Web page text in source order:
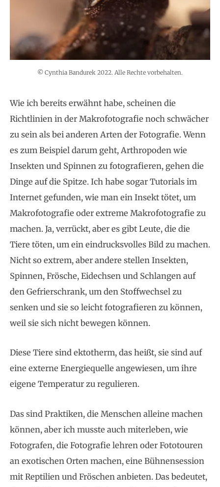
© Cynthia Bandurek 2022. Alle Rechte vorbehalten.
Wie ich bereits erwähnt habe, scheinen die
Richtlinien in der Makrofotografie noch schwächer
zu sein als bei anderen Arten der Fotografie. Wenn
es zum Beispiel darum geht, Arthropoden wie
Insekten und Spinnen zu fotografieren, gehen die
Dinge auf die Spitze. Ich habe sogar Tutorials im
Internet gefunden, wie man ein Insekt tötet, um
Makrofotografie oder extreme Makrofotografie zu
machen. Ja, verrückt, aber es gibt Leute, die die
Tiere töten, um ein eindrucksvolles Bild zu machen.
Nicht so extrem, aber andere stellen Insekten,
Spinnen, Frösche, Eidechsen und Schlangen auf
den Gefrierschrank, um den Stoffwechsel zu
senken und sie so leicht fotografieren zu können,
weil sie sich nicht bewegen können.
Diese Tiere sind ektotherm, das heißt, sie sind auf
eine externe Energiequelle angewiesen, um ihre
eigene Temperatur zu regulieren.
Das sind Praktiken, die Menschen alleine machen
können, aber ich musste auch miterleben, wie
Fotografen, die Fotografie lehren oder Fototouren
an exotischen Orten machen, eine Bühnensession
mit Reptilien und Fröschen anbieten. Das bedeutet,